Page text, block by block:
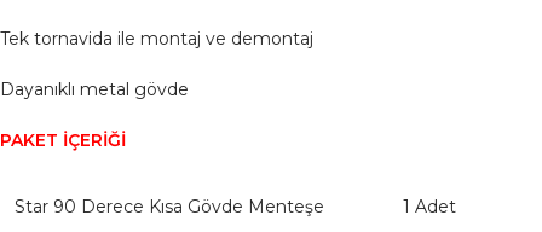
Tek tornavida ile montaj ve demontaj
Dayanıklı metal gövde
PAKET İÇERİĞİ
Star 90 Derece Kısa Gövde Menteşe 1 Adet